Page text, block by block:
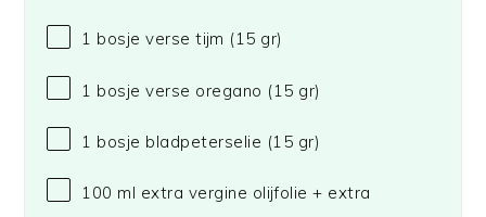
1 bosje verse tijm (15 gr)
1 bosje verse oregano (15 gr)
1 bosje bladpeterselie (15 gr)
100 ml extra vergine olijfolie + extra